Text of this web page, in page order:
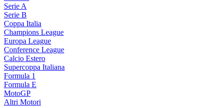
Serie A
Serie B
Coppa Italia
Champions League
Europa League
Conference League
Calcio Estero
Supercoppa Italiana
Formula 1
Formula E
MotoGP
Altri Motori